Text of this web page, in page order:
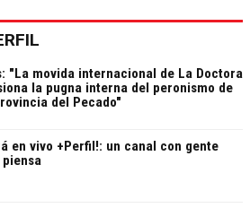
"La movida internacional de La Doctora
la pugna interna del peronismo de
del Pecado"
en vivo +Perfil!: un canal con gente
piensa